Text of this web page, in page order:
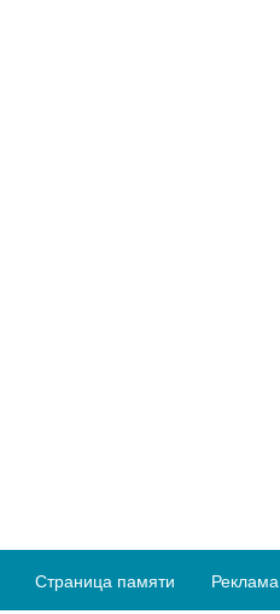
Страница памяти Реклама